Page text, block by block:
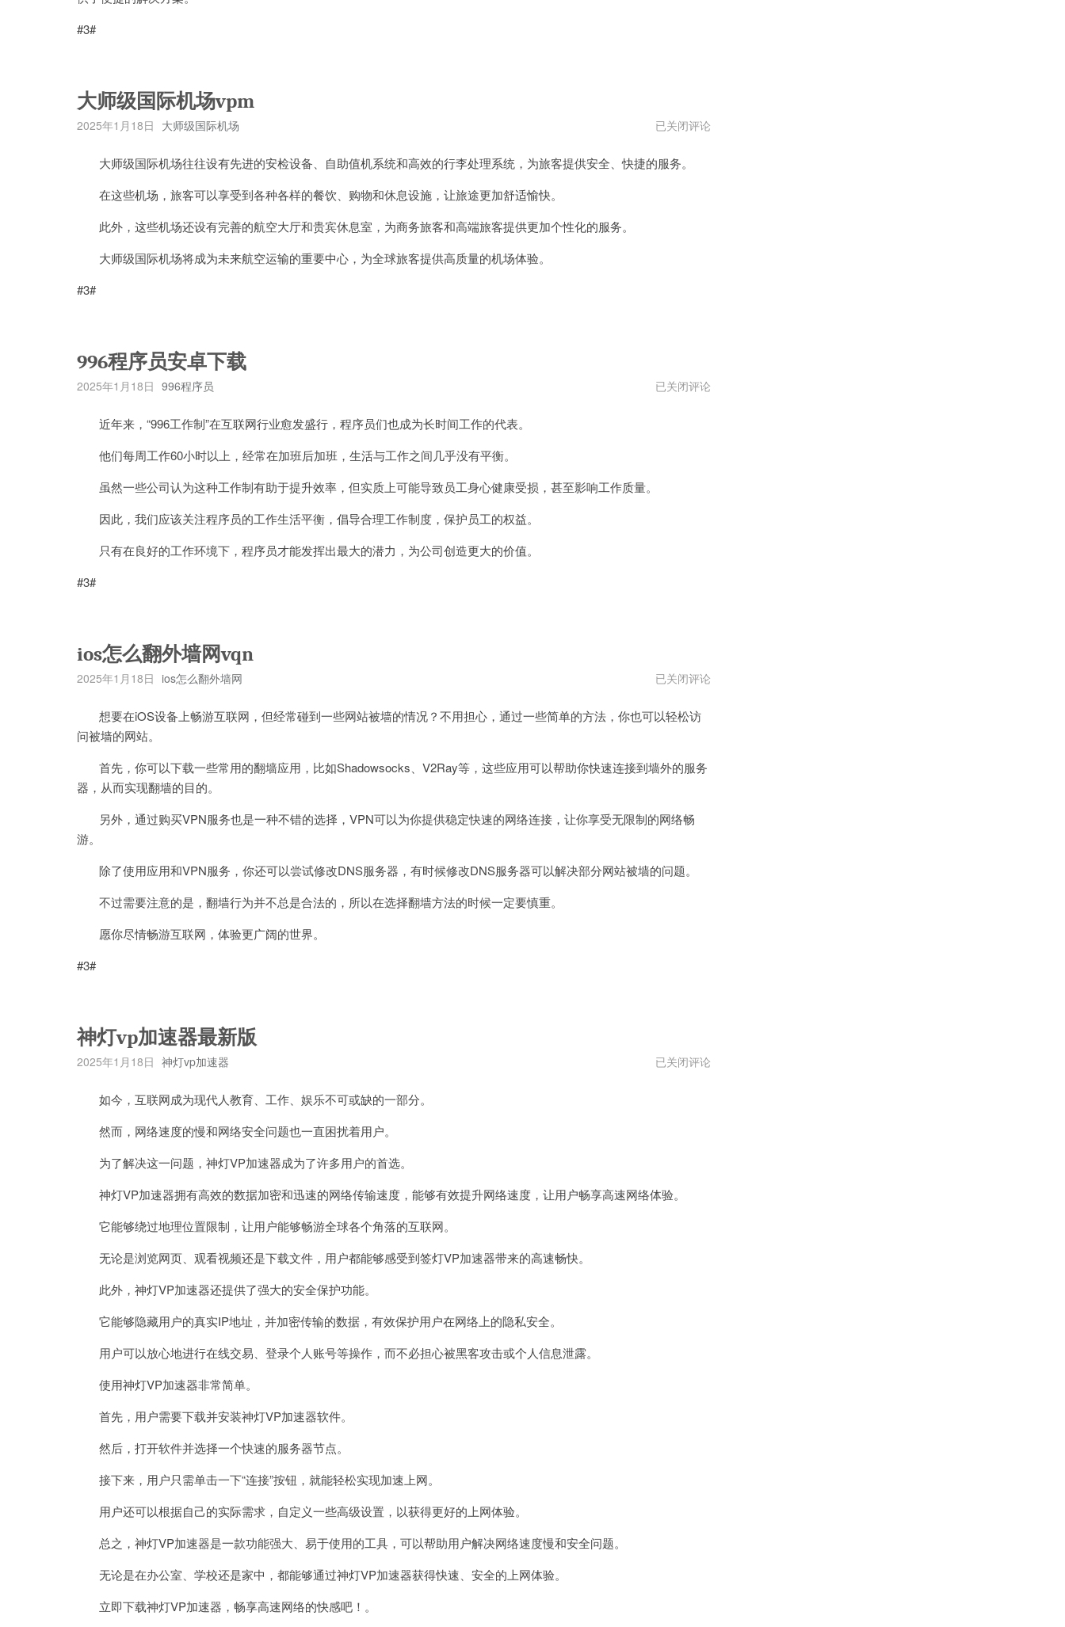
#3#
大师级国际机场vpm
2025年1月18日 大师级国际机场
大
国
已关闭评论
大师级国际机场往往设有先进的安检设备、自助值机系统和高效的行李处理系统，为旅客提供安全、快捷的服务。
在这些机场，旅客可以享受到各种各样的餐饮、购物和休息设施，让旅途更加舒适愉快。
此外，这些机场还设有完善的航空大厅和贵宾休息室，为商务旅客和高端旅客提供更加个性化的服务。
大师级国际机场将成为未来航空运输的重要中心，为全球旅客提供高质量的机场体验。
#3#
996程序员安卓下载
2025年1月18日 996程序员
996
已关闭评论
近年来，“996工作制”在互联网行业愈发盛行，程序员们也成为长时间工作的代表。
他们每周工作60小时以上，经常在加班后加班，生活与工作之间几乎没有平衡。
虽然一些公司认为这种工作制有助于提升效率，但实质上可能导致员工身心健康受损，甚至影响工作质量。
因此，我们应该关注程序员的工作生活平衡，倡导合理工作制度，保护员工的权益。
只有在良好的工作环境下，程序员才能发挥出最大的潜力，为公司创造更大的价值。
#3#
ios怎么翻外墙网vqn
2025年1月18日 ios怎么翻外墙网
ios
翻
vqn
已关闭评论
想要在iOS设备上畅游互联网，但经常碰到一些网站被墙的情况？不用担心，通过一些简单的方法，你也可以轻松访
问被墙的网站。
首先，你可以下载一些常用的翻墙应用，比如Shadowsocks、V2Ray等，这些应用可以帮助你快速连接到墙外的服务
器，从而实现翻墙的目的。
另外，通过购买VPN服务也是一种不错的选择，VPN可以为你提供稳定快速的网络连接，让你享受无限制的网络畅
游。
除了使用应用和VPN服务，你还可以尝试修改DNS服务器，有时候修改DNS服务器可以解决部分网站被墙的问题。
不过需要注意的是，翻墙行为并不总是合法的，所以在选择翻墙方法的时候一定要慎重。
愿你尽情畅游互联网，体验更广阔的世界。
#3#
神灯vp加速器最新版
2025年1月18日 神灯vp加速器
神
已关闭评论
如今，互联网成为现代人教育、工作、娱乐不可或缺的一部分。
然而，网络速度的慢和网络安全问题也一直困扰着用户。
为了解决这一问题，神灯VP加速器成为了许多用户的首选。
神灯VP加速器拥有高效的数据加密和迅速的网络传输速度，能够有效提升网络速度，让用户畅享高速网络体验。
它能够绕过地理位置限制，让用户能够畅游全球各个角落的互联网。
无论是浏览网页、观看视频还是下载文件，用户都能够感受到签灯VP加速器带来的高速畅快。
此外，神灯VP加速器还提供了强大的安全保护功能。
它能够隐藏用户的真实IP地址，并加密传输的数据，有效保护用户在网络上的隐私安全。
用户可以放心地进行在线交易、登录个人账号等操作，而不必担心被黑客攻击或个人信息泄露。
使用神灯VP加速器非常简单。
首先，用户需要下载并安装神灯VP加速器软件。
然后，打开软件并选择一个快速的服务器节点。
接下来，用户只需单击一下“连接”按钮，就能轻松实现加速上网。
用户还可以根据自己的实际需求，自定义一些高级设置，以获得更好的上网体验。
总之，神灯VP加速器是一款功能强大、易于使用的工具，可以帮助用户解决网络速度慢和安全问题。
无论是在办公室、学校还是家中，都能够通过神灯VP加速器获得快速、安全的上网体验。
立即下载神灯VP加速器，畅享高速网络的快感吧！。